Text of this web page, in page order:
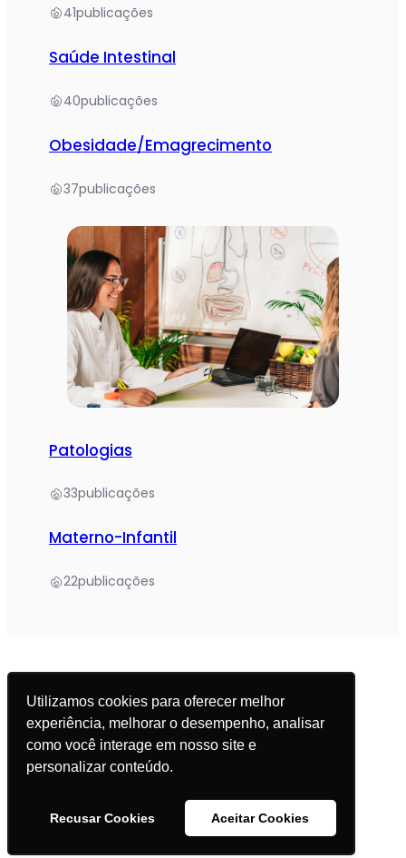
Utilizamos cookies para oferecer melhor
experiência, melhorar o desempenho, analisar
como você interage em nosso site e
personalizar conteúdo.
Recusar Cookies Aceitar Cookies
41publicações
Saúde Intestinal
40publicações
Obesidade/Emagrecimento
37publicações
Patologias
33publicações
Materno-Infantil
22publicações
© 2025 Academia da Nutrição. Todos os direitos
reservados.